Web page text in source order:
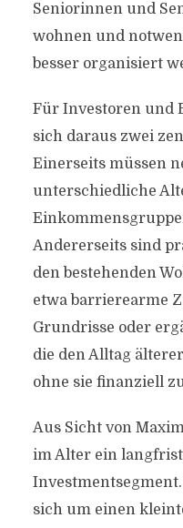
Seniorinnen und
wohnen und
besser organisiert
Für Investoren und
sich daraus zwei
Einerseits müssen
unterschiedliche
Andererseits sind
den bestehenden
etwa barrierearme
Grundrisse oder
die den Alltag
ohne sie finanziell
Aus Sicht von
im Alter ein
sich um einen